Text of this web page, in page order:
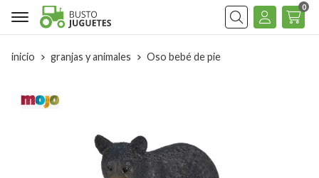
Buscar
0
inicio granjas y animales Oso bebé de pie